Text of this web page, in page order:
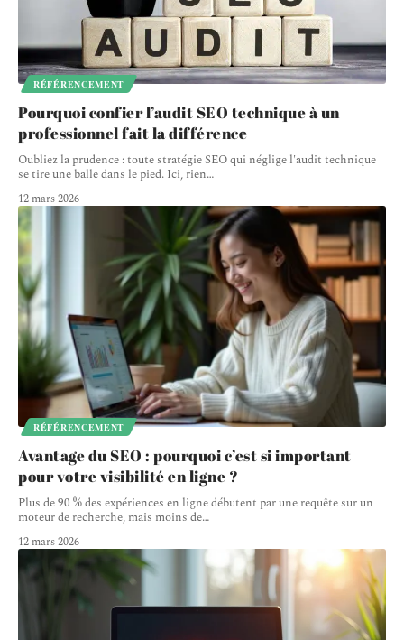
RÉFÉRENCEMENT
Pourquoi confier l’audit SEO technique à un
professionnel fait la différence
Oubliez la prudence : toute stratégie SEO qui néglige l'audit technique
se tire une balle dans le pied. Ici, rien…
12 mars 2026
RÉFÉRENCEMENT
Avantage du SEO : pourquoi c’est si important
pour votre visibilité en ligne ?
Plus de 90 % des expériences en ligne débutent par une requête sur un
moteur de recherche, mais moins de…
12 mars 2026